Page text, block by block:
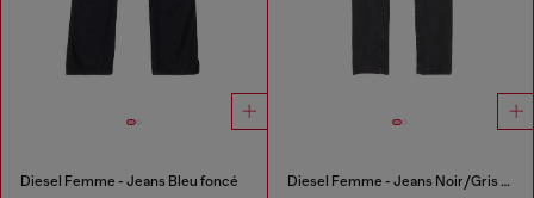
Diesel Femme - Jeans Bleu foncé Diesel Femme - Jeans Noir/Gris foncé